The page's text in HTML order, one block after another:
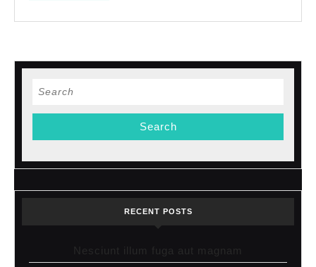
Search
RECENT POSTS
Nesciunt illum fuga aut magnam